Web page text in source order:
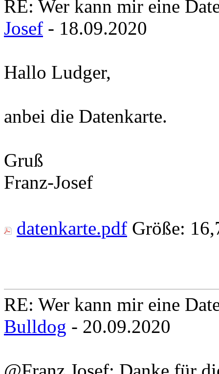
RE: Wer kann mir eine
Josef - 18.09.2020
Hallo Ludger,
anbei die Datenkarte.
Gruß
Franz-Josef
datenkarte.pdf Größe:
RE: Wer kann mir eine
Bulldog - 20.09.2020